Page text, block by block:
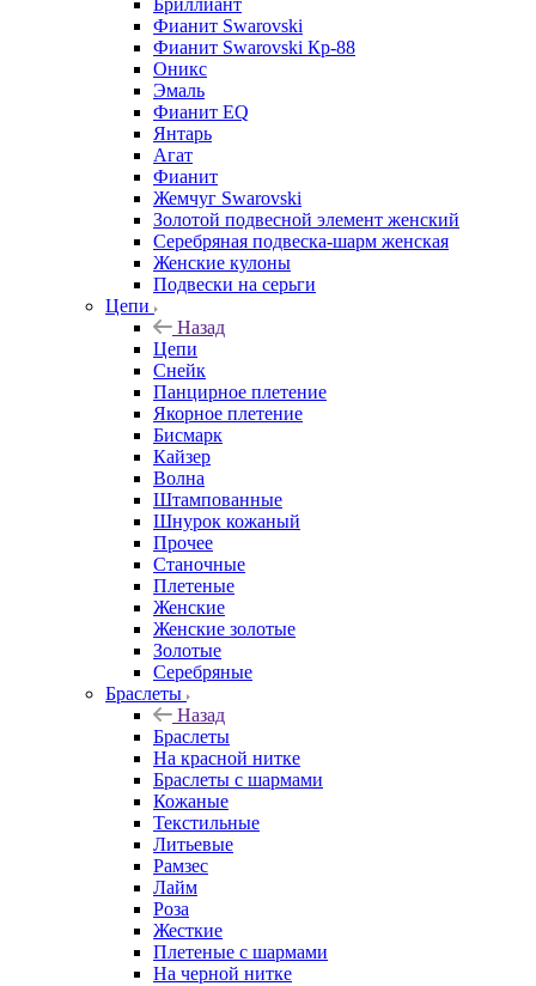
Бриллиант
Фианит Swarovski
Фианит Swarovski Кр-88
Оникс
Эмаль
Фианит EQ
Янтарь
Агат
Фианит
Жемчуг Swarovski
Золотой подвесной элемент женcкий
Серебряная подвеска-шарм женская
Женские кулоны
Подвески на серьги
Цепи
Назад
Цепи
Снейк
Панцирное плетение
Якорное плетение
Бисмарк
Кайзер
Волна
Штампованные
Шнурок кожаный
Прочее
Станочные
Плетеные
Женские
Женские золотые
Золотые
Серебряные
Браслеты
Назад
Браслеты
На красной нитке
Браслеты с шармами
Кожаные
Текстильные
Литьевые
Рамзес
Лайм
Роза
Жесткие
Плетеные с шармами
На черной нитке